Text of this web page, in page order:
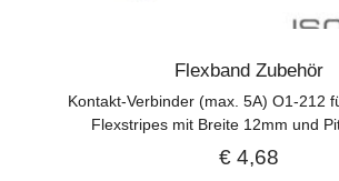
Flexband Zubehör
Kontakt-Verbinder (max. 5A) O1-212
Flexstripes mit Breite 12mm und
€4,68